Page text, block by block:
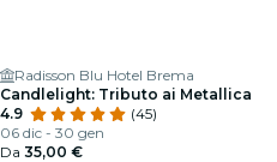
Radisson Blu Hotel Brema
Candlelight: Tributo ai Metallica
4.9
(45)
06 dic - 30 gen
Da 35,00 €